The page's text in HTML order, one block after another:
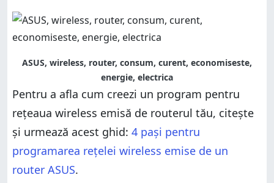
ASUS, wireless, router, consum, curent, economiseste,
energie, electrica
Pentru a afla cum creezi un program pentru
rețeaua wireless emisă de routerul tău, citește
și urmează acest ghid: 4 pași pentru
programarea rețelei wireless emise de un
router ASUS.